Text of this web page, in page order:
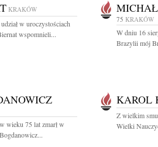
KRAKÓW
w uroczystościach
wspomnieli...
75 KRAKÓW
W dniu 16
Brazylii mój
wieku 75 lat zmarł w
KAROL
Z wielkim
Wielki